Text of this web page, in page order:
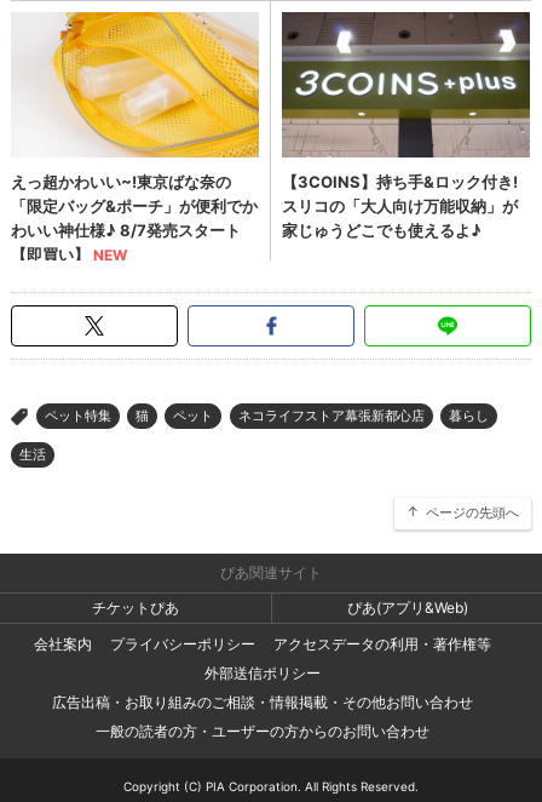
> ペット特集 猫 ペット ネコライフストア幕張新都心店 暮らし
生活
ページの先頭へ
ぴあ関連サイト
チケットぴあ
ぴあ(アプリ&Web)
会社案内
プライバシーポリシー
アクセスデータの利用・著作権等
外部送信ポリシー
広告出稿・お取り組みのご相談・情報掲載・その他お問い合わせ
一般の読者の方・ユーザーの方からのお問い合わせ
Copyright (C) PIA Corporation. All Rights Reserved.